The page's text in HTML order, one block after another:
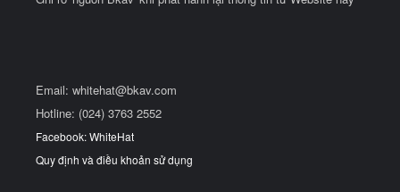
Email: whitehat@bkav.com
Hotline: (024) 3763 2552
Facebook: WhiteHat
Quy định và điều khoản sử dụng